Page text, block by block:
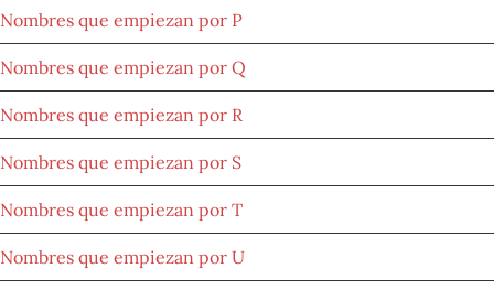
Nombres que empiezan por P
Nombres que empiezan por Q
Nombres que empiezan por R
Nombres que empiezan por S
Nombres que empiezan por T
Nombres que empiezan por U